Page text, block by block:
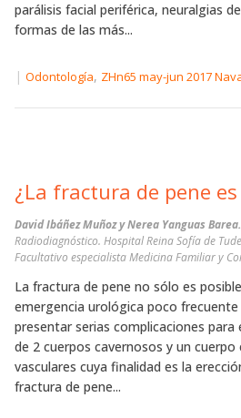
parálisis facial periférica, neuralgias
formas de las más...
| Odontología, ZHn65 may-jun 2017
¿La fractura de pene
David Ibáñez Muñoz y Nerea Yanguas Barea.
Radiodiagnóstico. Hospital Reina Sofía de
Facultativo especialista Medicina Familiar y
La fractura de pene no sólo es
emergencia urológica poco frecuente
presentar serias complicaciones para
de 2 cuerpos cavernosos y un
vasculares cuya finalidad es la
fractura de pene...